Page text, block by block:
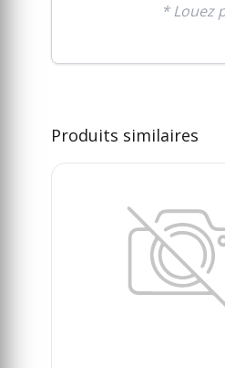
* Louez
Produits similaires